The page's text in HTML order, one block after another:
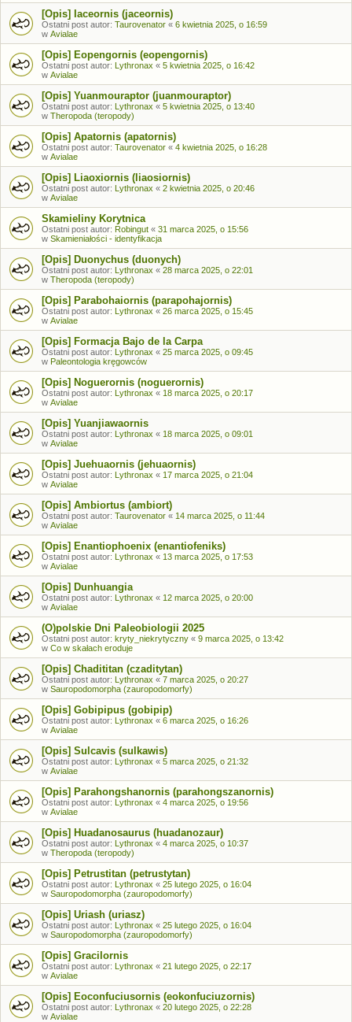
[Opis] Iaceornis (jaceornis)
Ostatni post autor: Taurovenator « 6 kwietnia 2025, o 16:59
w Avialae
[Opis] Eopengornis (eopengornis)
Ostatni post autor: Lythronax « 5 kwietnia 2025, o 16:42
w Avialae
[Opis] Yuanmouraptor (juanmouraptor)
Ostatni post autor: Lythronax « 5 kwietnia 2025, o 13:40
w Theropoda (teropody)
[Opis] Apatornis (apatornis)
Ostatni post autor: Taurovenator « 4 kwietnia 2025, o 16:28
w Avialae
[Opis] Liaoxiornis (liaosiornis)
Ostatni post autor: Lythronax « 2 kwietnia 2025, o 20:46
w Avialae
Skamieliny Korytnica
Ostatni post autor: Robingut « 31 marca 2025, o 15:56
w Skamieniałości - identyfikacja
[Opis] Duonychus (duonych)
Ostatni post autor: Lythronax « 28 marca 2025, o 22:01
w Theropoda (teropody)
[Opis] Parabohaiornis (parapohajornis)
Ostatni post autor: Lythronax « 26 marca 2025, o 15:45
w Avialae
[Opis] Formacja Bajo de la Carpa
Ostatni post autor: Lythronax « 25 marca 2025, o 09:45
w Paleontologia kręgowców
[Opis] Noguerornis (noguerornis)
Ostatni post autor: Lythronax « 18 marca 2025, o 20:17
w Avialae
[Opis] Yuanjiawaornis
Ostatni post autor: Lythronax « 18 marca 2025, o 09:01
w Avialae
[Opis] Juehuaornis (jehuaornis)
Ostatni post autor: Lythronax « 17 marca 2025, o 21:04
w Avialae
[Opis] Ambiortus (ambiort)
Ostatni post autor: Taurovenator « 14 marca 2025, o 11:44
w Avialae
[Opis] Enantiophoenix (enantiofeniks)
Ostatni post autor: Lythronax « 13 marca 2025, o 17:53
w Avialae
[Opis] Dunhuangia
Ostatni post autor: Lythronax « 12 marca 2025, o 20:00
w Avialae
(O)polskie Dni Paleobiologii 2025
Ostatni post autor: kryty_niekrytyczny « 9 marca 2025, o 13:42
w Co w skałach eroduje
[Opis] Chadititan (czaditytan)
Ostatni post autor: Lythronax « 7 marca 2025, o 20:27
w Sauropodomorpha (zauropodomorfy)
[Opis] Gobipipus (gobipip)
Ostatni post autor: Lythronax « 6 marca 2025, o 16:26
w Avialae
[Opis] Sulcavis (sulkawis)
Ostatni post autor: Lythronax « 5 marca 2025, o 21:32
w Avialae
[Opis] Parahongshanornis (parahongszanornis)
Ostatni post autor: Lythronax « 4 marca 2025, o 19:56
w Avialae
[Opis] Huadanosaurus (huadanozaur)
Ostatni post autor: Lythronax « 4 marca 2025, o 10:37
w Theropoda (teropody)
[Opis] Petrustitan (petrustytan)
Ostatni post autor: Lythronax « 25 lutego 2025, o 16:04
w Sauropodomorpha (zauropodomorfy)
[Opis] Uriash (uriasz)
Ostatni post autor: Lythronax « 25 lutego 2025, o 16:04
w Sauropodomorpha (zauropodomorfy)
[Opis] Gracilornis
Ostatni post autor: Lythronax « 21 lutego 2025, o 22:17
w Avialae
[Opis] Eoconfuciusornis (eokonfuciuzornis)
Ostatni post autor: Lythronax « 20 lutego 2025, o 22:28
w Avialae